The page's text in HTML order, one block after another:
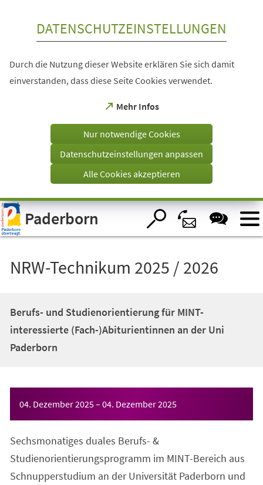
Visuelle
Assistenzsoftware
öffnen.
DATENSCHUTZEINSTELLUNGEN
Durch die Nutzung dieser Website erklären Sie sich damit
einverstanden, dass diese Seite Cookies verwendet.
Mehr Infos
(Öffnet
einem
Tab)
Nur notwendige Cookies
Datenschutzeinstellungen anpassen
Alle Cookies akzeptieren
Paderborn
NRW-Technikum 2025 / 2026
Berufs- und Studienorientierung für MINT-
interessierte (Fach-)Abiturientinnen an der Uni
Paderborn
04. Dezember 2025– 04. Dezember 2025
Sechsmonatiges duales Berufs- &
Studienorientierungsprogramm im MINT-Bereich aus
Schnupperstudium an der Universität Paderborn und